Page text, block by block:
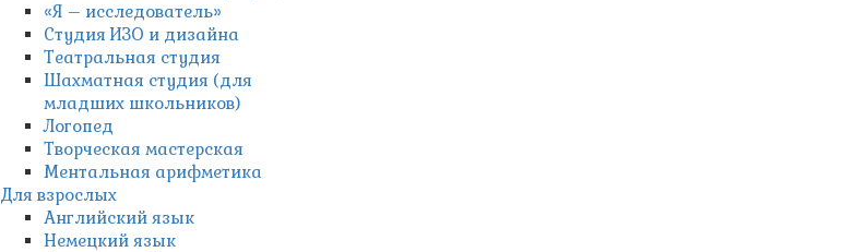
«Я – исследователь»
Студия ИЗО и дизайна
Театральная студия
Шахматная студия (для
младших школьников)
Логопед
Творческая мастерская
Ментальная арифметика
Для взрослых
Английский язык
Немецкий язык